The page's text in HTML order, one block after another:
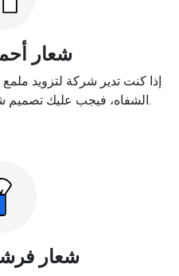
شعار
إذا كنت تدير شركة لتزويد
الشفاه، فيجب عليك تصميم شعار يحتوي على أحمر الشفاه.
شعار